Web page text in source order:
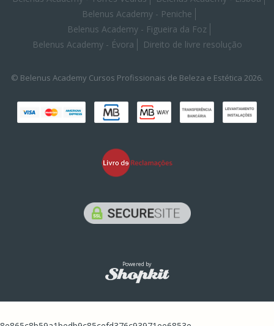
Belenus Academy - Peniche
Belenus Academy - Figueira da Foz
Belenus Academy - Évora
Direito de livre resolução
© Belenus Academy Cursos Profissionais de Beleza e Estética 2026.
Powered by